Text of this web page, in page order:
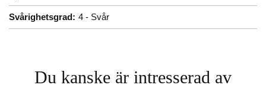
Svårighetsgrad: 4 - Svår
Du kanske är intresserad av